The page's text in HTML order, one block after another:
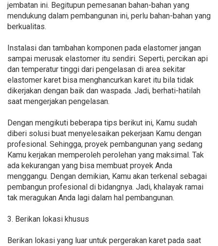
jembatan ini. Begitupun pemesanan bahan-bahan yang
mendukung dalam pembangunan ini, perlu bahan-bahan yang
berkualitas.
Instalasi dan tambahan komponen pada elastomer jangan
sampai merusak elastomer itu sendiri. Seperti, percikan api
dan temperatur tinggi dari pengelasan di area sekitar
elastomer karet bisa menghancurkan karet itu bila tidak
dikerjakan dengan baik dan waspada. Jadi, berhati-hatilah
saat mengerjakan pengelasan.
Dengan mengikuti beberapa tips berikut ini, Kamu sudah
diberi solusi buat menyelesaikan pekerjaan Kamu dengan
profesional. Sehingga, proyek pembangunan yang sedang
Kamu kerjakan memperoleh perolehan yang maksimal. Tak
ada kekurangan yang bisa membuat proyek Anda
menggangu. Dengan demikian, Kamu akan terkenal sebagai
pembangun profesional di bidangnya. Jadi, khalayak ramai
tak meragukan Anda lagi dalam hal pembangunan.
3. Berikan lokasi khusus
Berikan lokasi yang luar untuk pergerakan karet pada saat